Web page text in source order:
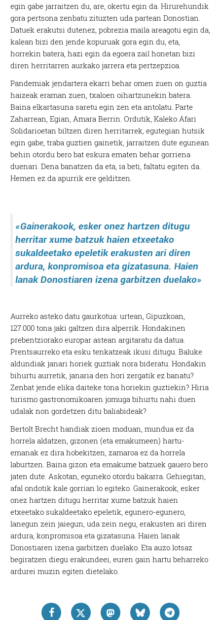
egin gabe jarraitzen du, are, okertu egin da. Hirurehundik
gora pertsona zenbatu zituzten uda partean Donostian.
Datuek erakutsi dutenez, pobrezia maila areagotu egin da,
kalean bizi den jende kopuruak gora egin du, eta,
horrekin batera, hazi egin da egoera zail honetan bizi
diren herritarren aurkako jarrera eta pertzepzioa.
Pandemiak jendartera ekarri behar omen zuen on guztia
haizeak eraman zuen, txaloen oihartzunekin batera.
Baina elkartasuna saretu egin zen eta antolatu. Parte
Zaharrean, Egian, Amara Berrin. Ordutik, Kaleko Afari
Solidarioetan biltzen diren herritarrek, egutegian hutsik
egin gabe, traba guztien gainetik, jarraitzen dute egunean
behin otordu bero bat eskura ematen behar gorriena
duenari. Dena banatzen da eta, ia beti, faltatu egiten da.
Hemen ez da apurrik ere gelditzen.
«Gainerakook, esker onez hartzen ditugu
herritar xume batzuk haien etxeetako
sukaldeetako epeletik erakusten ari diren
ardura, konpromisoa eta gizatasuna. Haien
lanak Donostiaren izena garbitzen duelako»
Aurreko asteko datu gaurkotua: urtean, Gipuzkoan,
127.000 tona jaki galtzen dira alperrik. Hondakinen
prebentziorako europar astean argitaratu da datua.
Prentsaurreko eta esku tenkatzeak ikusi ditugu. Baluke
aldundiak janari horiek guztiak nora bideratu. Hondakin
bihurtu aurretik, janaria den hori zergatik ez banatu?
Zenbat jende elika daiteke tona horiekin guztiekin? Hiria
turismo gastronomikoaren jomuga bihurtu nahi duen
udalak non gordetzen ditu baliabideak?
Bertolt Brecht handiak zioen moduan, mundua ez da
horrela aldatzen, gizonen (eta emakumeen) hartu-
emanak ez dira hobekitzen, zamaroa ez da horrela
laburtzen. Baina gizon eta emakume batzuek gauero bero
jaten dute. Askotan, eguneko otordu bakarra. Gehiegitan,
afal ondotik kale gorrian lo egiteko. Gainerakook, esker
onez hartzen ditugu herritar xume batzuk haien
etxeetako sukaldeetako epeletik, egunero-egunero,
lanegun zein jaiegun, uda zein negu, erakusten ari diren
ardura, konpromisoa eta gizatasuna. Haien lanak
Donostiaren izena garbitzen duelako. Eta auzo lotsaz
begiratzen diegu erakundeei, euren gain hartu beharreko
ardurei muzin egiten dietelako.